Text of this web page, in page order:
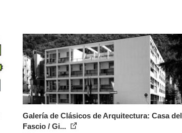
Galería de Clásicos de Arquitectura: Casa del
Fascio / Gi...